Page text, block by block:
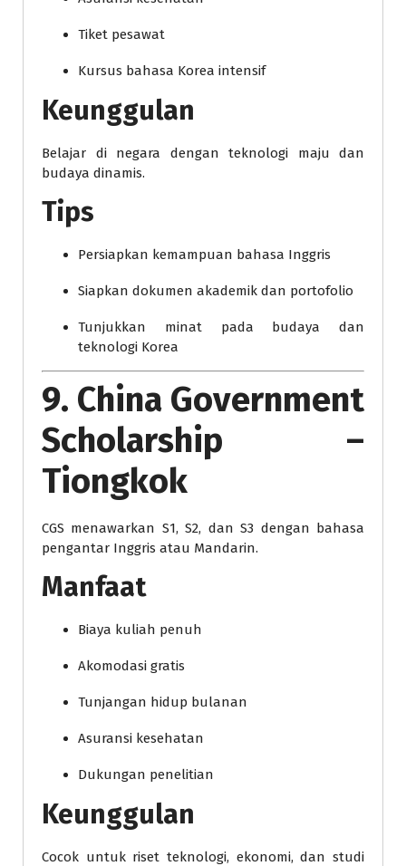
Tiket pesawat
Kursus bahasa Korea intensif
Keunggulan
Belajar di negara dengan teknologi maju dan
budaya dinamis.
Tips
Persiapkan kemampuan bahasa Inggris
Siapkan dokumen akademik dan portofolio
Tunjukkan minat pada budaya dan
teknologi Korea
9. China Government
Scholarship –
Tiongkok
CGS menawarkan S1, S2, dan S3 dengan bahasa
pengantar Inggris atau Mandarin.
Manfaat
Biaya kuliah penuh
Akomodasi gratis
Tunjangan hidup bulanan
Asuransi kesehatan
Dukungan penelitian
Keunggulan
Cocok untuk riset teknologi, ekonomi, dan studi